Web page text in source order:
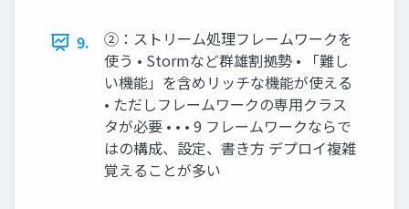
9.
②：ストリーム処理フレームワークを
使う • Stormなど群雄割拠勢 • 「難し
い機能」を含めリッチな機能が使える
• ただしフレームワークの専用クラス
タが必要 • • • 9 フレームワークならで
はの構成、設定、書き方 デプロイ複雑
覚えることが多い